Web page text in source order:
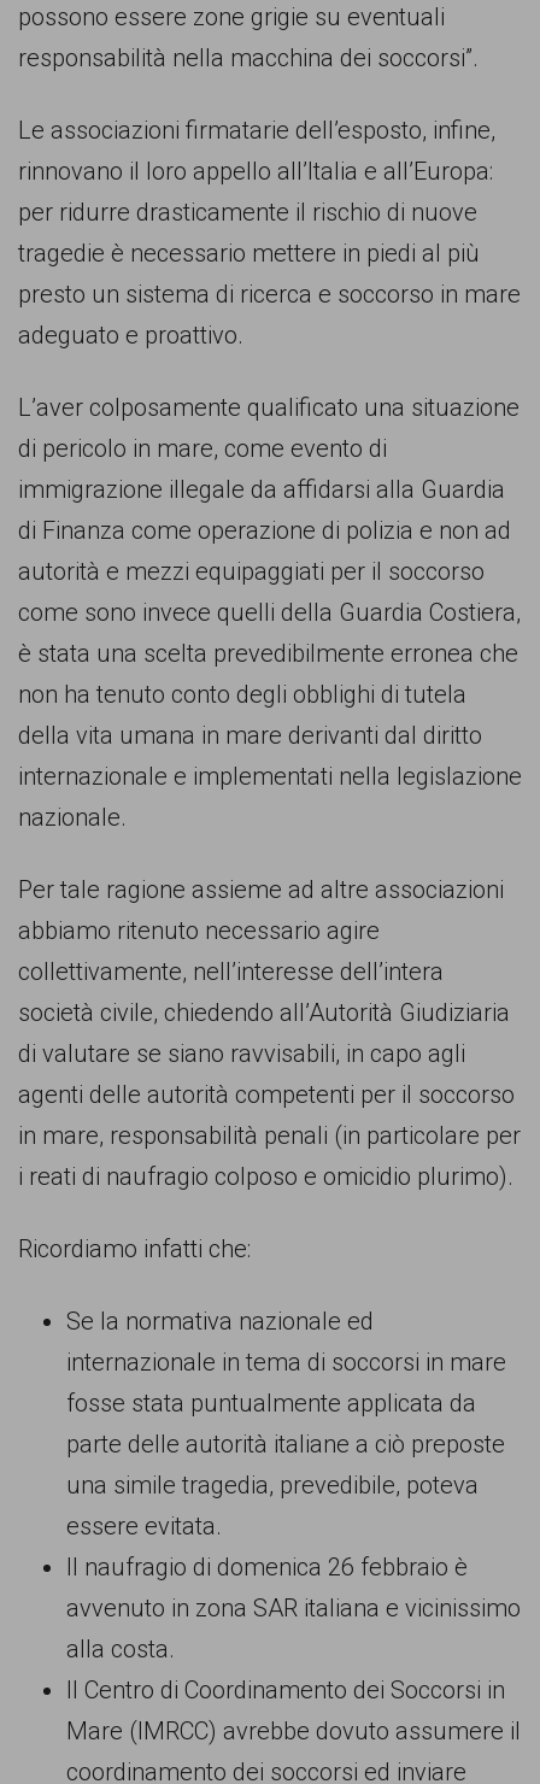
opportunità
garanzia
dei
diritti
cittadinanza
tutti.
possono essere zone grigie su eventuali
responsabilità nella macchina dei soccorsi”.
Le associazioni firmatarie dell’esposto, infine,
rinnovano il loro appello all’Italia e all’Europa:
per ridurre drasticamente il rischio di nuove
tragedie è necessario mettere in piedi al più
presto un sistema di ricerca e soccorso in mare
adeguato e proattivo.
L’aver colposamente qualificato una situazione
di pericolo in mare, come evento di
immigrazione illegale da affidarsi alla Guardia
di Finanza come operazione di polizia e non ad
autorità e mezzi equipaggiati per il soccorso
come sono invece quelli della Guardia Costiera,
è stata una scelta prevedibilmente erronea che
non ha tenuto conto degli obblighi di tutela
della vita umana in mare derivanti dal diritto
internazionale e implementati nella legislazione
nazionale.
Per tale ragione assieme ad altre associazioni
abbiamo ritenuto necessario agire
collettivamente, nell’interesse dell’intera
società civile, chiedendo all’Autorità Giudiziaria
di valutare se siano ravvisabili, in capo agli
agenti delle autorità competenti per il soccorso
in mare, responsabilità penali (in particolare per
i reati di naufragio colposo e omicidio plurimo).
Ricordiamo infatti che:
Se la normativa nazionale ed
internazionale in tema di soccorsi in mare
fosse stata puntualmente applicata da
parte delle autorità italiane a ciò preposte
una simile tragedia, prevedibile, poteva
essere evitata.
Il naufragio di domenica 26 febbraio è
avvenuto in zona SAR italiana e vicinissimo
alla costa.
Il Centro di Coordinamento dei Soccorsi in
Mare (IMRCC) avrebbe dovuto assumere il
coordinamento dei soccorsi ed inviare